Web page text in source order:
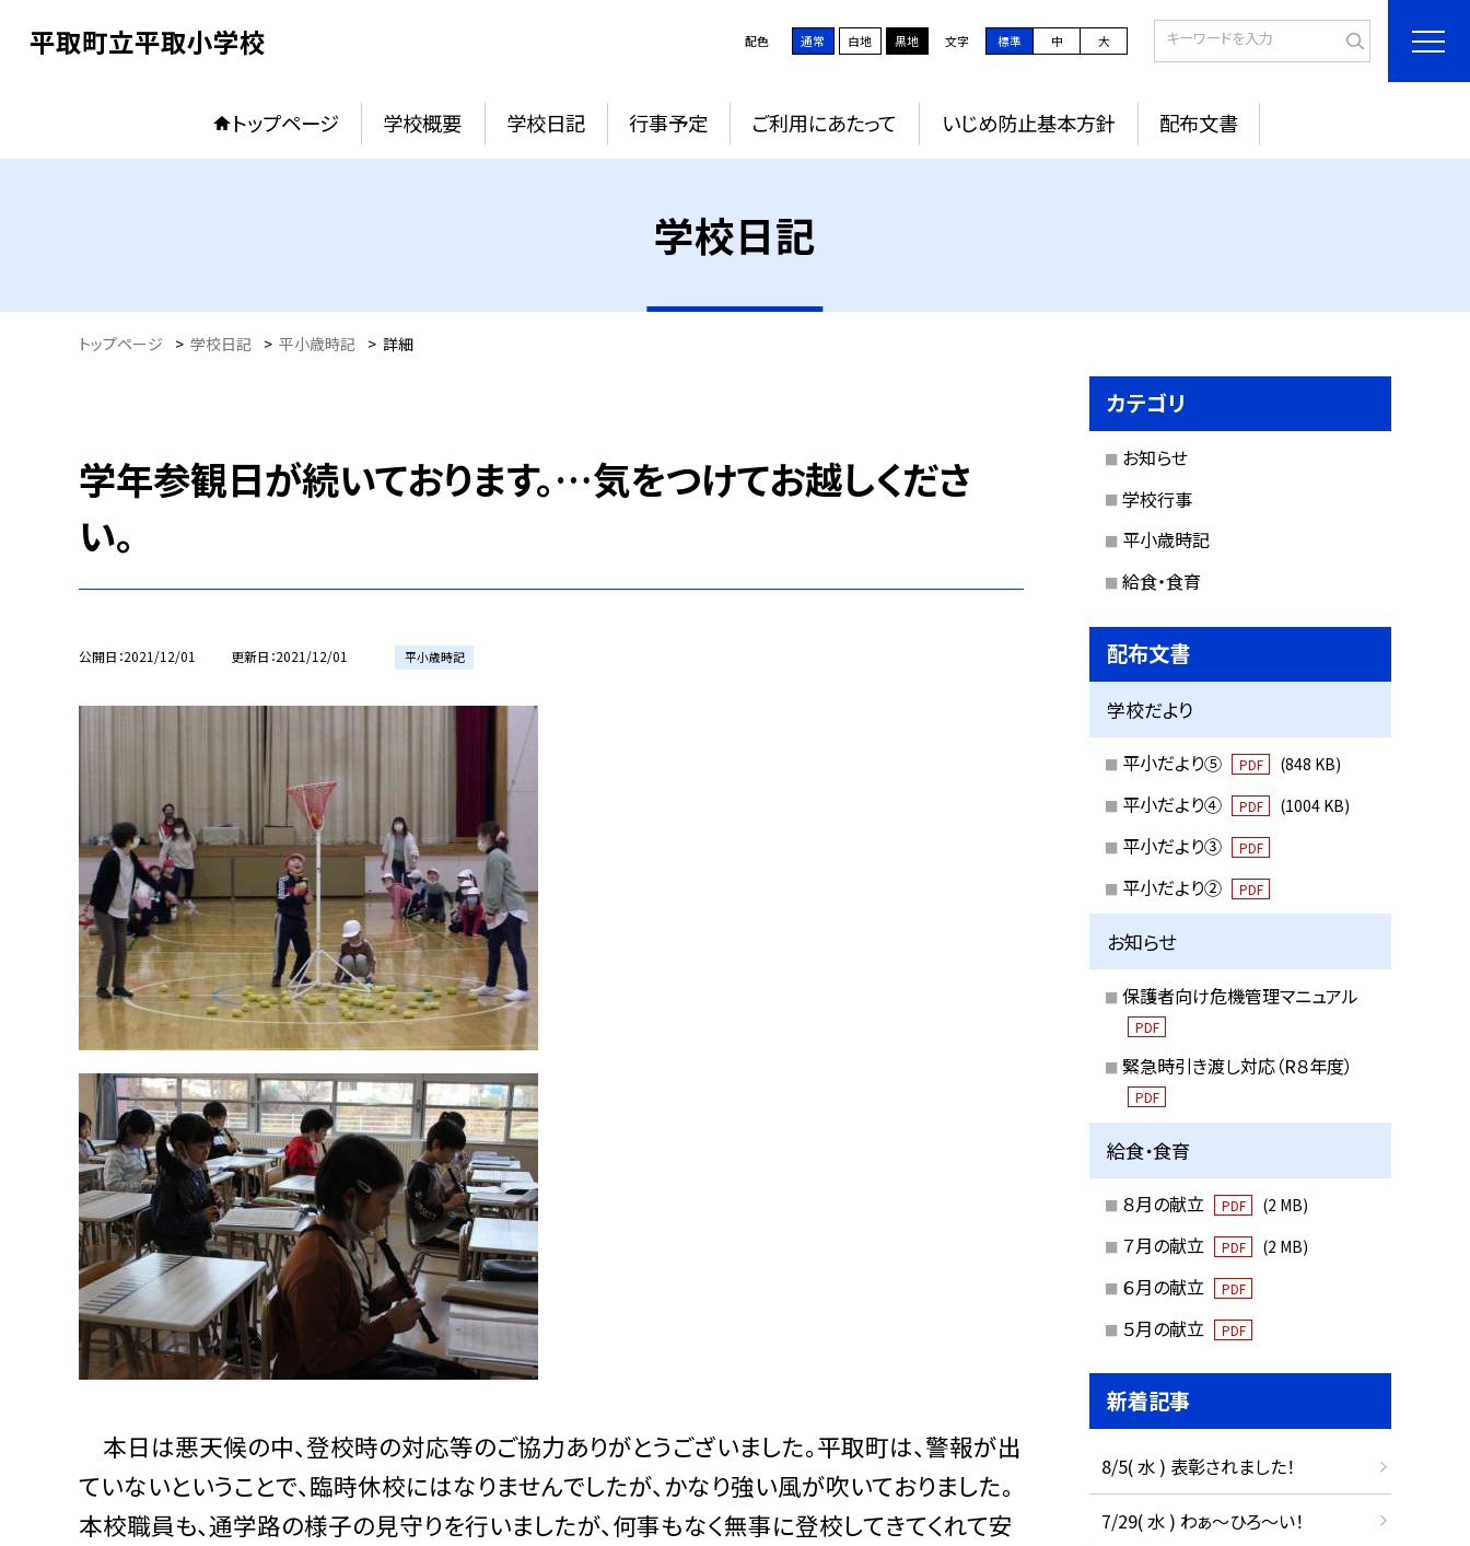
平取町立平取小学校 配色 通常 白地 黒地 文字 標準 中 大
トップページ 学校概要 学校日記 行事予定 ご利用にあたって いじめ防止基本方針 配布文書
学校日記
トップページ > 学校日記 > 平小歳時記 > 詳細
学年参観日が続いております。…気をつけてお越しくださ
い。
公開日 2021/12/01 更新日 2021/12/01 平小歳時記
本日は悪天候の中、登校時の対応等のご協力ありがとうございました。平取町は、警報が出
ていないということで、臨時休校にはなりませんでしたが、かなり強い風が吹いておりました。
本校職員も、通学路の様子の見守りを行いましたが、何事もなく無事に登校してきてくれて安
カテゴリ
お知らせ
学校行事
平小歳時記
給食・食育
配布文書
学校だより
平小だより⑤ PDF (848 KB)
平小だより④ PDF (1004 KB)
平小だより③ PDF
平小だより② PDF
お知らせ
保護者向け危機管理マニュアル
PDF
緊急時引き渡し対応（R８年度）
PDF
給食・食育
８月の献立 PDF (2 MB)
７月の献立 PDF (2 MB)
６月の献立 PDF
５月の献立 PDF
新着記事
8/5( 水 ) 表彰されました！
7/29( 水 ) わぁ～ひろ～い！